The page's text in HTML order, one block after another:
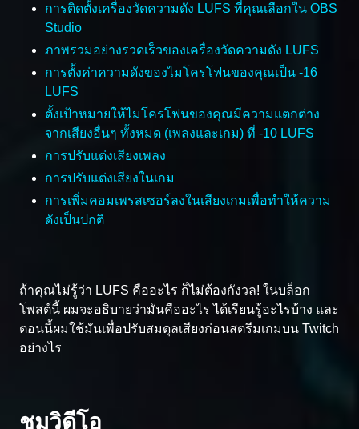
การติดตั้งเครื่องวัดความดัง LUFS ที่คุณเลือกใน OBS
Studio
ภาพรวมอย่างรวดเร็วของเครื่องวัดความดัง LUFS
การตั้งค่าความดังของไมโครโฟนของคุณเป็น -16
LUFS
ตั้งเป้าหมายให้ไมโครโฟนของคุณมีความแตกต่าง
จากเสียงอื่นๆ ทั้งหมด (เพลงและเกม) ที่ -10 LUFS
การปรับแต่งเสียงเพลง
การปรับแต่งเสียงในเกม
การเพิ่มคอมเพรสเซอร์ลงในเสียงเกมเพื่อทำให้ความ
ดังเป็นปกติ
ถ้าคุณไม่รู้ว่า LUFS คืออะไร ก็ไม่ต้องกังวล! ในบล็อก
โพสต์นี้ ผมจะอธิบายว่ามันคืออะไร ได้เรียนรู้อะไรบ้าง และ
ตอนนี้ผมใช้มันเพื่อปรับสมดุลเสียงก่อนสตรีมเกมบน Twitch
อย่างไร
ชมวิดีโอ